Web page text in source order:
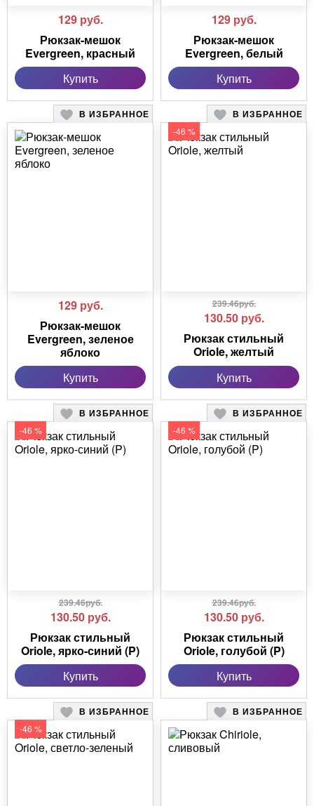
129 руб.
Рюкзак-мешок
Evergreen, красный
Купить
129 руб.
Рюкзак-мешок
Evergreen, белый
Купить
В ИЗБРАННОЕ
129 руб.
Рюкзак-мешок
Evergreen, зеленое
яблоко
Купить
В ИЗБРАННОЕ
-46 %
239.46руб.
130.50 руб.
Рюкзак стильный
Oriole, желтый
Купить
В ИЗБРАННОЕ
-46 %
239.46руб.
130.50 руб.
Рюкзак стильный
Oriole, ярко-синий (P)
Купить
В ИЗБРАННОЕ
-46 %
239.46руб.
130.50 руб.
Рюкзак стильный
Oriole, голубой (P)
Купить
В ИЗБРАННОЕ
-46 %
В ИЗБРАННОЕ